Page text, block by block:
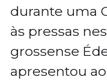
durante uma
às pressas
grossense
apresentou